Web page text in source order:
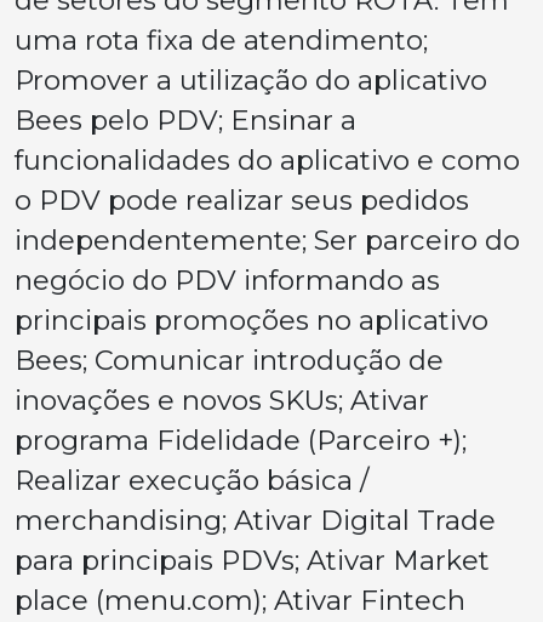
uma rota fixa de atendimento;
Promover a utilização do aplicativo
Bees pelo PDV; Ensinar a
funcionalidades do aplicativo e como
o PDV pode realizar seus pedidos
independentemente; Ser parceiro do
negócio do PDV informando as
principais promoções no aplicativo
Bees; Comunicar introdução de
inovações e novos SKUs; Ativar
programa Fidelidade (Parceiro +);
Realizar execução básica /
merchandising; Ativar Digital Trade
para principais PDVs; Ativar Market
place (menu.com); Ativar Fintech